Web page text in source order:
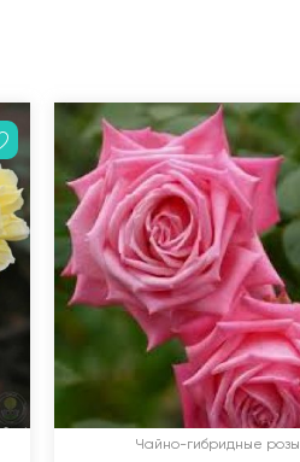
Чайно-гибридные розы